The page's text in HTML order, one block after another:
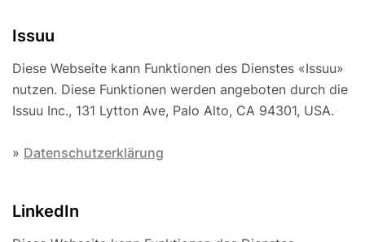
Issuu
Diese Webseite kann Funktionen des Dienstes «Issuu»
nutzen. Diese Funktionen werden angeboten durch die
Issuu Inc., 131 Lytton Ave, Palo Alto, CA 94301, USA.
» Datenschutzerklärung
LinkedIn